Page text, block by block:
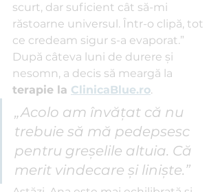
scurt, dar suficient cât să-mi
răstoarne universul. Într-o clipă, tot
ce credeam sigur s-a evaporat.”
După câteva luni de durere și
nesomn, a decis să meargă la
terapie la ClinicaBlue.ro.
„Acolo am învățat că nu
trebuie să mă pedepsesc
pentru greșelile altuia. Că
merit vindecare și liniște.”